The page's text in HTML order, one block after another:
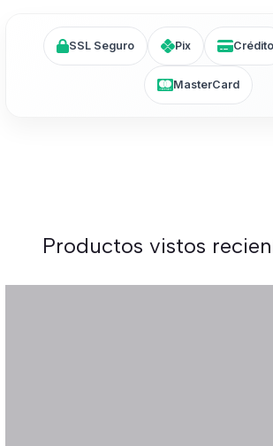
SSL Seguro Pix Crédito
MasterCard
Productos vistos